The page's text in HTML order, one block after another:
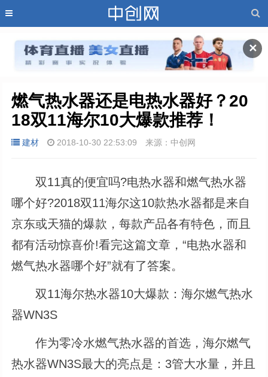
✕
燃气热水器还是电热水器好？20
18双11海尔10大爆款推荐！
建材 2018-10-30 22:53:09 来源：中创网
双11真的便宜吗?电热水器和燃气热水器
哪个好?2018双11海尔这10款热水器都是来自
京东或天猫的爆款，每款产品各有特色，而且
都有活动惊喜价!看完这篇文章，“电热水器和
燃气热水器哪个好”就有了答案。
双11海尔热水器10大爆款：海尔燃气热水
器WN3S
作为零冷水燃气热水器的首选，海尔燃气
热水器WN3S最大的亮点是：3管大水量，并且